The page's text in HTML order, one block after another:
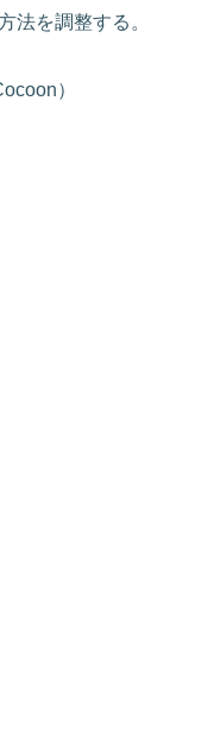
法を調整する。
）